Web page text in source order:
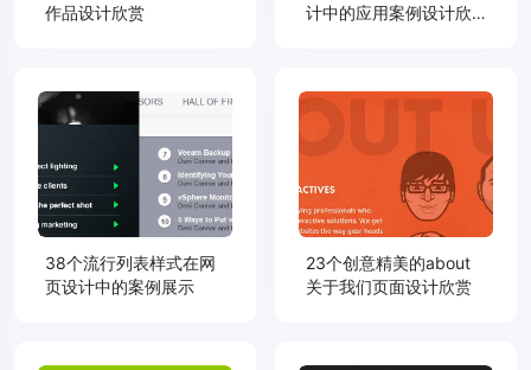
作品设计欣赏
计中的应用案例设计欣
38个流行列表样式在网
页设计中的案例展示
23个创意精美的about
关于我们页面设计欣赏